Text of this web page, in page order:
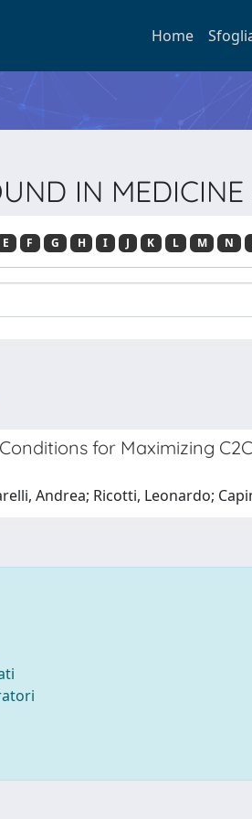
Home
IN MEDICINE
E F G H I J K L M N
for Maximizing
Andrea; Ricotti, Leonardo;